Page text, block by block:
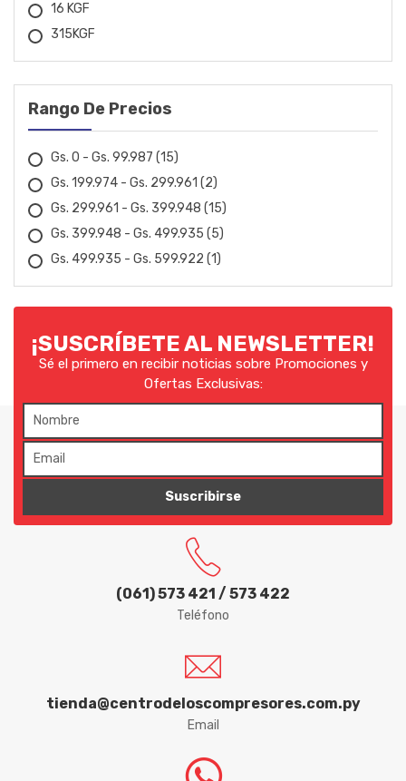
ELECTROPLASTIC
EMEB
FAESIN
FERMAK
FIAC
FIOLUX
FOX
FVA
GARTHEN
GEDORE
HALTBAR
16 KGF
315KGF
Rango De Precios
Gs. 0 - Gs. 99.987 (15)
Gs. 199.974 - Gs. 299.961 (2)
Gs. 299.961 - Gs. 399.948 (15)
Gs. 399.948 - Gs. 499.935 (5)
Gs. 499.935 - Gs. 599.922 (1)
(061) 573 421 / 573 422
Teléfono
tienda@centrodeloscompresores.com.py
Email
¡SUSCRÍBETE AL NEWSLETTER!
Sé el primero en recibir noticias sobre Promociones y
Ofertas Exclusivas:
Suscribirse